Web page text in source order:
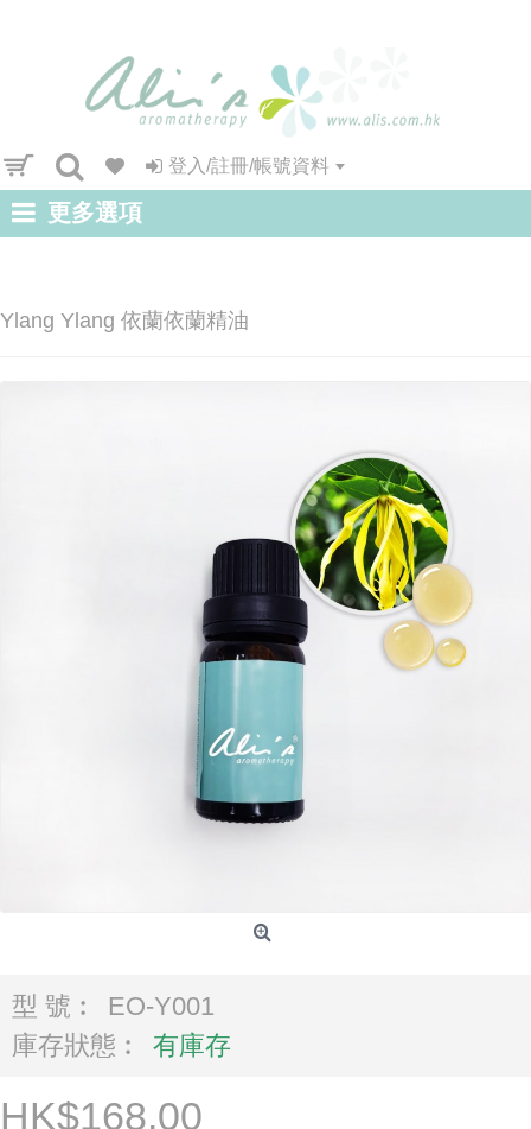
登入/註冊/帳號資料
更多選項
Ylang Ylang 依蘭依蘭精油
型 號︰
EO-Y001
庫存狀態︰
有庫存
HK$168.00